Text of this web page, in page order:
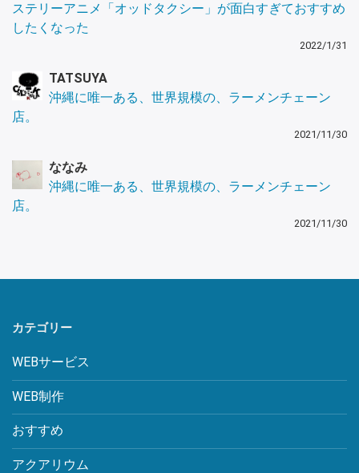
ステリーアニメ「オッドタクシー」が面白すぎておすすめ
したくなった
2022/1/31
TATSUYA
沖縄に唯一ある、世界規模の、ラーメンチェーン
店。
2021/11/30
ななみ
沖縄に唯一ある、世界規模の、ラーメンチェーン
店。
2021/11/30
カテゴリー
WEBサービス
WEB制作
おすすめ
アクアリウム